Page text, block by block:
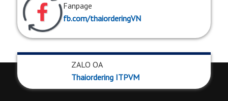
Fanpage
fb.com/thaiorderingVN
ZALO OA
Thaiordering ITPVM